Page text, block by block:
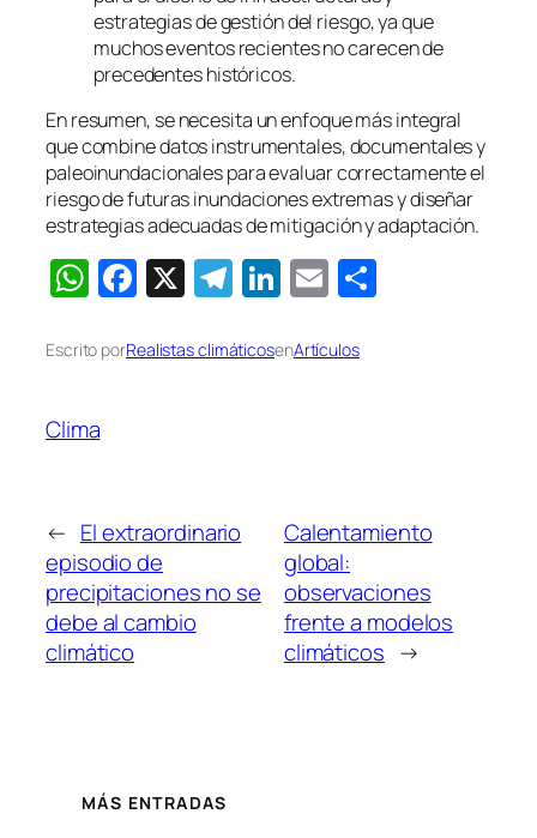
estrategias de gestión del riesgo, ya que
muchos eventos recientes no carecen de
precedentes históricos.
En resumen, se necesita un enfoque más integral
que combine datos instrumentales, documentales y
paleoinundacionales para evaluar correctamente el
riesgo de futuras inundaciones extremas y diseñar
estrategias adecuadas de mitigación y adaptación.
WhatsApp
Facebook
X Telegram
LinkedIn
Email
Escrito porRealistas climáticosenArtículos
Clima
← El extraordinario
episodio de
precipitaciones no se
debe al cambio
climático
Calentamiento
global:
observaciones
frente a modelos
climáticos →
MÁS ENTRADAS